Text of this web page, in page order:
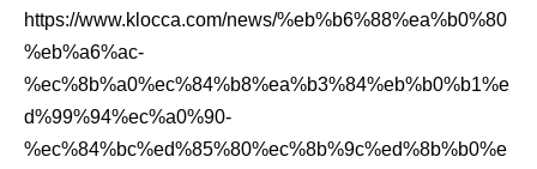
S
h
a
r
e
https://www.klocca.com/news/%eb%b6%88%ea%b0%80
%eb%a6%ac-
%ec%8b%a0%ec%84%b8%ea%b3%84%eb%b0%b1%e
d%99%94%ec%a0%90-
%ec%84%bc%ed%85%80%ec%8b%9c%ed%8b%b0%e